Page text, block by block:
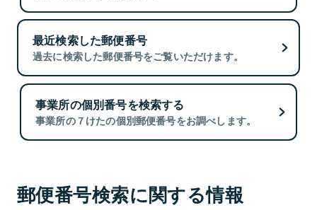
最近検索した郵便番号
過去に検索した郵便番号をご覧いただけます。
事業所の個別番号を検索する
事業所の７けたの個別郵便番号をお調べします。
郵便番号検索に関する情報